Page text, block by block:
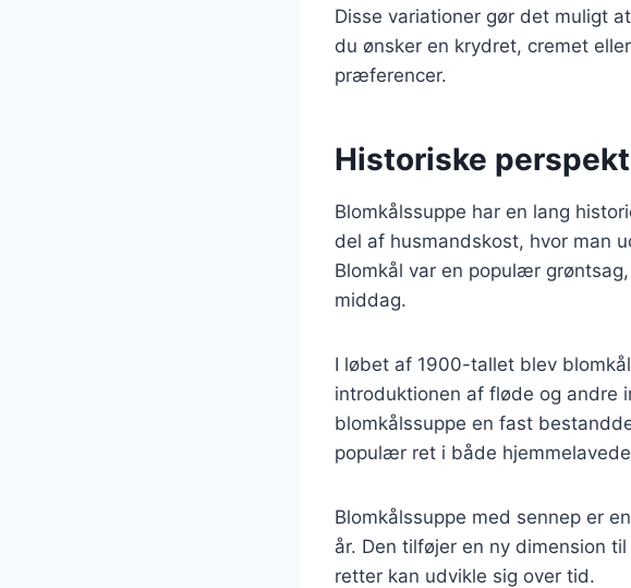
Disse variationer gør det muligt
du ønsker en krydret, cremet
præferencer.
Historiske
Blomkålssuppe har en lang
del af husmandskost, hvor man
Blomkål var en populær
middag.
I løbet af 1900-tallet blev
introduktionen af fløde og andre
blomkålssuppe en fast
populær ret i både
Blomkålssuppe med sennep er
år. Den tilføjer en ny dimension
retter kan udvikle sig over tid.